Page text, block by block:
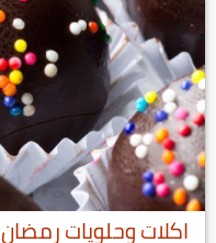
اكلات وحلويات رمضان 2019 كرات الكيك بالشوكولاتة